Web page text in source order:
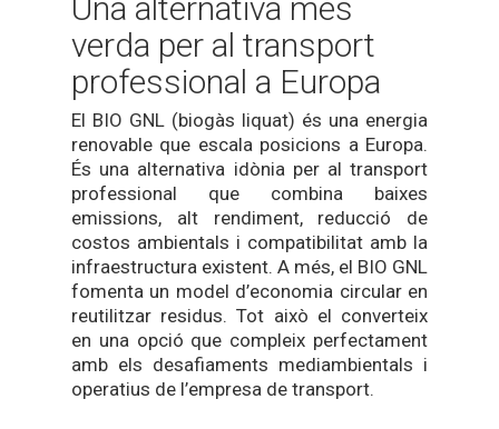
Una alternativa més
verda per al transport
professional a Europa
El BIO GNL (biogàs liquat) és una energia
renovable que escala posicions a Europa.
És una alternativa idònia per al transport
professional que combina baixes
emissions, alt rendiment, reducció de
costos ambientals i compatibilitat amb la
infraestructura existent. A més, el BIO GNL
fomenta un model d’economia circular en
reutilitzar residus. Tot això el converteix
en una opció que compleix perfectament
amb els desafiaments mediambientals i
operatius de l’empresa de transport.